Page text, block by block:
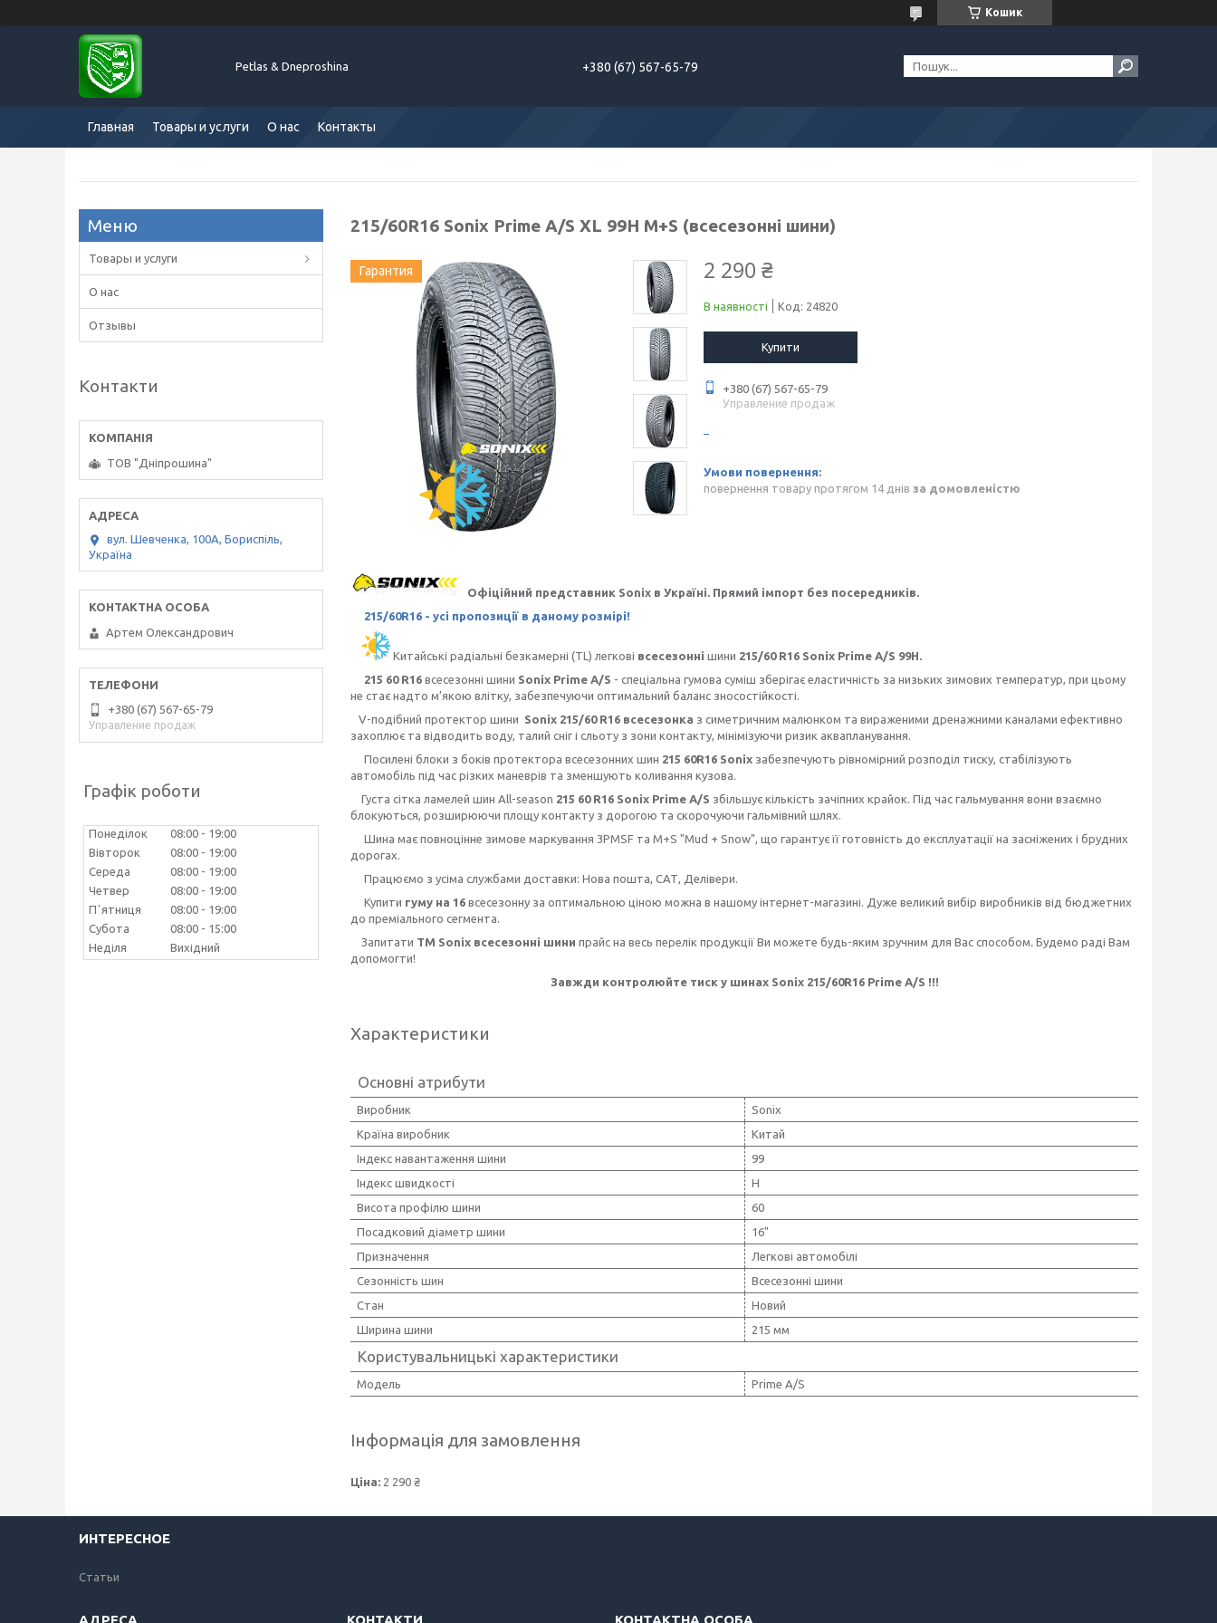
Кошик
Petlas & Dneproshina +380 (67) 567-65-79
Главная Товары и услуги О нас Контакты
215/60R16 Sonix Prime A/S XL 99H M+S (всесезонні шини)
Гарантия 2 290 ₴
В наявності Код: 24820
Купити
+380 (67) 567-65-79
Управление продаж
повернення товару протягом 14 днів за домовленістю
Офіційний представник Sonix в Україні. Прямий імпорт без посередників.
215/60R16 - усі пропозиції в даному розмірі!
Китайські радіальні безкамерні (TL) легкові всесезонні шини 215/60 R16 Sonix Prime A/S 99H.
215 60 R16 всесезонні шини Sonix Prime A/S - спеціальна гумова суміш зберігає еластичність за низьких зимових температур, при цьому
не стає надто м’якою влітку, забезпечуючи оптимальний баланс зносостійкості.
V-подібний протектор шини Sonix 215/60 R16 всесезонка з симетричним малюнком та вираженими дренажними каналами ефективно
захоплює та відводить воду, талий сніг і сльоту з зони контакту, мінімізуючи ризик аквапланування.
Посилені блоки з боків протектора всесезонних шин 215 60R16 Sonix забезпечують рівномірний розподіл тиску, стабілізують
автомобіль під час різких маневрів та зменшують коливання кузова.
Густа сітка ламелей шин All-season 215 60 R16 Sonix Prime A/S збільшує кількість зачіпних крайок. Під час гальмування вони взаємно
блокуються, розширюючи площу контакту з дорогою та скорочуючи гальмівний шлях.
Шина має повноцінне зимове маркування 3PMSF та M+S "Mud + Snow", що гарантує її готовність до експлуатації на засніжених і брудних
дорогах.
Працюємо з усіма службами доставки: Нова пошта, САТ, Делівери.
Купити гуму на 16 всесезонну за оптимальною ціною можна в нашому інтернет-магазині. Дуже великий вибір виробників від бюджетних
до преміального сегмента.
Запитати ТМ Sonix всесезонні шини прайс на весь перелік продукції Ви можете будь-яким зручним для Вас способом. Будемо раді Вам
допомогти!
Завжди контролюйте тиск у шинах Sonix 215/60R16 Prime A/S !!!
Характеристики
Основні атрибути
Виробник
Sonix
Країна виробник
Китай
Індекс навантаження шини
99
Індекс швидкості
H
Висота профілю шини
60
Посадковий діаметр шини
16"
Призначення
Легкові автомобілі
Сезонність шин
Всесезонні шини
Стан
Новий
Ширина шини
215 мм
Користувальницькі характеристики
Мoдель Prime A/S
Інформація для замовлення
Ціна: 2 290 ₴
Товары и услуги
О нас
Отзывы
Контакти
ТОВ "Дніпрошина"
вул. Шевченка, 100А, Бориспіль,
Україна
Артем Олександрович
+380 (67) 567-65-79
Управление продаж
Графік роботи
Понеділок 08:00
19:00
Вівторок
08:00
19:00
Середа
08:00
19:00
Четвер
08:00
19:00
Пʼятниця
08:00
19:00
Субота
08:00
15:00
Неділя
Вихідний
ИНТЕРЕСНОЕ
Статьи